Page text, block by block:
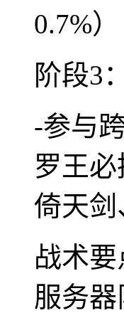
0.7%）
阶段3
-参与
罗王
倚天剑
战术
服务